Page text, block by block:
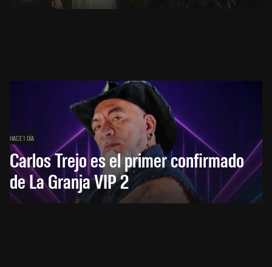
HACE 1 DÍA
Carlos Trejo es el primer confirmado
de La Granja VIP 2